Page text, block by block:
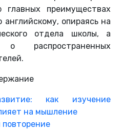
преимуществах
английскому, опираясь на
отдела школы, а
распространенных
как изучение
на мышление
повторение